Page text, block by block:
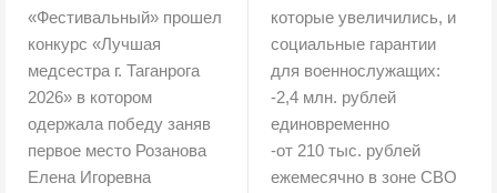
«Фестивальный» прошел
конкурс «Лучшая
медсестра г. Таганрога
2026» в котором
одержала победу заняв
первое место Розанова
Елена Игоревна
которые увеличились, и
социальные гарантии
для военнослужащих:
-2,4 млн. рублей
единовременно
-от 210 тыс. рублей
ежемесячно в зоне СВО